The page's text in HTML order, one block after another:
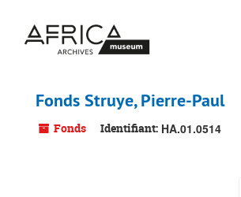
contenu
Fonds Struye, Pierre-Paul
Fonds Identifiant: HA.01.0514